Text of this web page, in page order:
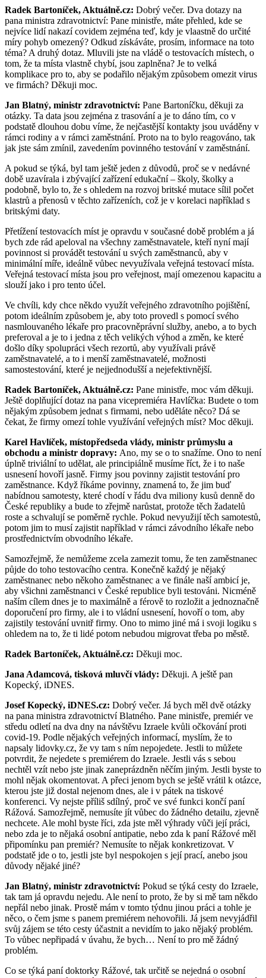
Radek Bartoníček, Aktuálně.cz: Dobrý večer. Dva dotazy na
pana ministra zdravotnictví: Pane ministře, máte přehled, kde se
nejvíce lidí nakazí covidem zejména teď, kdy je vlaastně do určité
míry pohyb omezený? Odkud získáváte, prosím, informace na toto
téma? A druhý dotaz. Mluvili jste na vládě o testovacích místech, o
tom, že ta místa vlastně chybí, jsou zaplněna? Je to velká
komplikace pro to, aby se podařilo nějakým způsobem omezit virus
ve firmách? Děkuji moc.
Jan Blatný, ministr zdravotnictví: Pane Bartoníčku, děkuji za
otázky. Ta data jsou zejména z trasování a je to dáno tím, co v
podstatě dlouhou dobu víme, že nejčastější kontakty jsou uváděny v
rámci rodiny a v rámci zaměstnání. Proto na to bylo reagováno, tak
jak jste sám zmínil, zavedením povinného testování v zaměstnání.
A pokud se týká, byl tam ještě jeden z důvodů, proč se v nedávné
době uzavírala i zbývající zařízení edukační – školy, školky a
podobně, bylo to, že s ohledem na rozvoj britské mutace sílil počet
klastrů a přenosů v těchto zařízeních, což je v korelaci například s
britskými daty.
Přetížení testovacích míst je opravdu v současné době problém a já
bych zde rád apeloval na všechny zaměstnavatele, kteří nyní mají
povinnost si provádět testování u svých zaměstnanců, aby v
minimální míře, ideálně vůbec nevyužívala veřejná testovací místa.
Veřejná testovací místa jsou pro veřejnost, mají omezenou kapacitu a
slouží jako i pro tento účel.
Ve chvíli, kdy chce někdo využít veřejného zdravotního pojištění,
potom ideálním způsobem je, aby toto provedl s pomocí svého
nasmlouvaného lékaře pro pracovněprávní služby, anebo, a to bych
preferoval a je to i jedna z těch velikých výhod a změn, ke které
došlo díky spolupráci všech rezortů, aby využívali právě
zaměstnavatelé, a to i menší zaměstnavatelé, možnosti
samostestování, které je nejjednodušší a nejefektivnější.
Radek Bartoníček, Aktuálně.cz: Pane ministře, moc vám děkuji.
Ještě doplňující dotaz na pana vicepremiéra Havlíčka: Budete o tom
nějakým způsobem jednat s firmami, nebo uděláte něco? Dá se
čekat, že firmy omezí tohle využívání veřejných míst? Moc děkuji.
Karel Havlíček, místopředseda vlády, ministr průmyslu a
obchodu a ministr dopravy: Ano, my se o to snažíme. Ono to není
úplně triviální to udělat, ale principiálně musíme říct, že i to naše
usnesení hovoří jasně. Firmy jsou povinny zajistit testování pro
zaměstnance. Když říkáme povinny, znamená to, že jim buď
nabídnou samotesty, které chodí v řádu dva miliony kusů denně do
České republiky a bude to zřejmě narůstat, protože těch žadatelů
roste a schvalují se poměrně rychle. Pokud nevyužijí těch samotestů,
potom jim to musí zajistit například v rámci závodního lékaře nebo
prostřednictvím obvodního lékaře.
Samozřejmě, že nemůžeme zcela zamezit tomu, že ten zaměstnanec
půjde do toho testovacího centra. Konečně každý je nějaký
zaměstnanec nebo někoho zaměstnanec a ve finále naší ambicí je,
aby všichni zaměstnanci v České republice byli testováni. Nicméně
naším cílem dnes je to maximálně a férově to rozložit a jednoznačně
doporučení pro firmy, ale i to vládní usnesení, hovoří o tom, aby
zajistily testování uvnitř firmy. Ono to mimo jiné má i svoji logiku s
ohledem na to, že ti lidé potom nebudou migrovat třeba po městě.
Radek Bartoníček, Aktuálně.cz: Děkuji moc.
Jana Adamcová, tisková mluvčí vlády: Děkuji. A ještě pan
Kopecký, iDNES.
Josef Kopecký, iDNES.cz: Dobrý večer. Já bych měl dvě otázky
na pana ministra zdravotnictví Blatného. Pane ministře, premiér ve
středu odletí na dva dny na návštěvu Izraele kvůli očkování proti
covid-19. Podle nějakých veřejných informací, myslím, že to
napsaly lidovky.cz, že vy tam s ním nepojedete. Jestli to můžete
potvrdit, že nejedete s premiérem do Izraele. Jestli vás s sebou
nechtěl vzít nebo jste jinak zaneprázdněn něčím jiným. Jestli byste to
mohl nějak okomentovat. A přeci jenom bych se ještě vrátil k otázce,
kterou jste již dostal nejenom dnes, ale i v pátek na tiskové
konferenci. Vy nejste příliš sdílný, proč ve své funkci končí paní
Rážová. Samozřejmě, nemusíte jít vůbec do žádného detailu, zjevně
nechcete. Ale mohl byste říci, zda jste měl výhrady vůči její práci,
nebo zda je to nějaká osobní antipatie, nebo zda k paní Rážové měl
připomínku pan premiér? Nemusíte to nějak konkretizovat. V
podstatě jde o to, jestli jste byl nespokojen s její prací, anebo jsou
důvody nějaké jiné?
Jan Blatný, ministr zdravotnictví: Pokud se týká cesty do Izraele,
tak tam já opravdu nejedu. Ale není to proto, že by si mě tam někdo
nepřál nebo jinak. Prostě mám v tomto týdnu jinou práci a tohle je
něco, o čem jsme s panem premiérem nehovořili. Já jsem nevyjádřil
svůj zájem se této cesty účastnit a nevidím to jako nějaký problém.
To vůbec nepřipadá v úvahu, že bych… Není to pro mě žádný
problém.
Co se týká paní doktorky Rážové, tak určitě se nejedná o osobní